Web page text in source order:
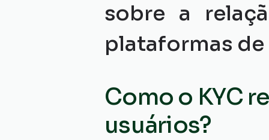
sobre a
plataformas
Como o KYC
usuários?